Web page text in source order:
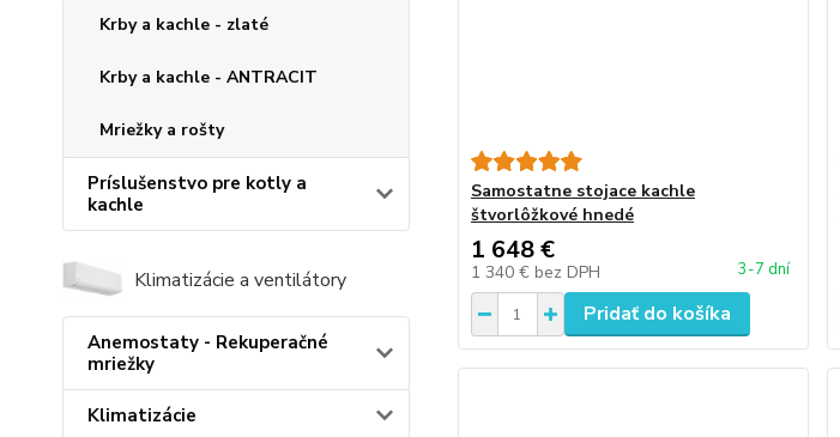
Krby a kachle - zlaté
Krby a kachle - ANTRACIT
Mriežky a rošty
Príslušenstvo pre kotly a
kachle
Klimatizácie a ventilátory
Anemostaty - Rekuperačné
mriežky
Klimatizácie
Samostatne stojace kachle
štvorlôžkové hnedé
1 648 €
1 340 € bez DPH 3-7 dní
Pridať do košíka